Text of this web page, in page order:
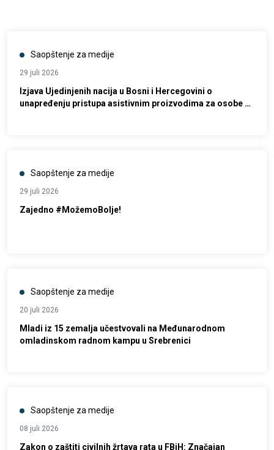
Saopštenje za medije
29 juli 2026
Izjava Ujedinjenih nacija u Bosni i Hercegovini o
unapređenju pristupa asistivnim proizvodima za osobe s
Saopštenje za medije
29 juli 2026
Zajedno #MožemoBolje!
Saopštenje za medije
20 juli 2026
Mladi iz 15 zemalja učestvovali na Međunarodnom
omladinskom radnom kampu u Srebrenici
Saopštenje za medije
08 juli 2026
Zakon o zaštiti civilnih žrtava rata u FBiH: Značajan